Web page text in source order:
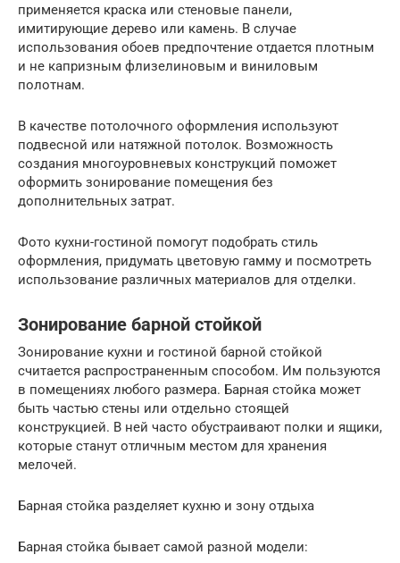
применяется краска или стеновые панели,
имитирующие дерево или камень. В случае
использования обоев предпочтение отдается плотным
и не капризным флизелиновым и виниловым
полотнам.
В качестве потолочного оформления используют
подвесной или натяжной потолок. Возможность
создания многоуровневых конструкций поможет
оформить зонирование помещения без
дополнительных затрат.
Фото кухни-гостиной помогут подобрать стиль
оформления, придумать цветовую гамму и посмотреть
использование различных материалов для отделки.
Зонирование барной стойкой
Зонирование кухни и гостиной барной стойкой
считается распространенным способом. Им пользуются
в помещениях любого размера. Барная стойка может
быть частью стены или отдельно стоящей
конструкцией. В ней часто обустраивают полки и ящики,
которые станут отличным местом для хранения
мелочей.
Барная стойка разделяет кухню и зону отдыха
Барная стойка бывает самой разной модели: